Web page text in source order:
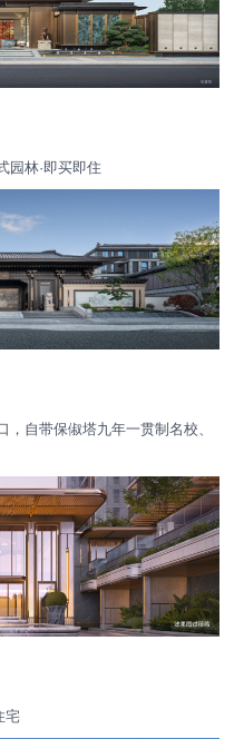
园林·即买即住
自带保俶塔九年一贯制名校、
宅